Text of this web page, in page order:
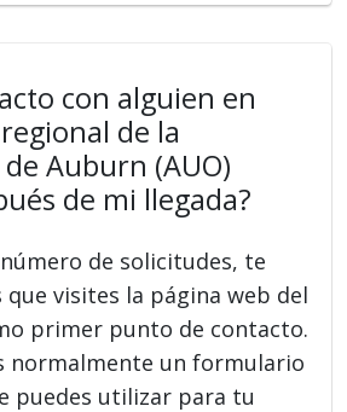
con alguien en
de la
Auburn (AUO)
de mi llegada?
de solicitudes, te
que visites la página web del
primer punto de contacto.
normalmente un formulario
puedes utilizar para tu